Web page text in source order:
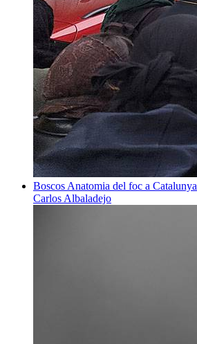
Boscos Anatomia del foc a Catalunya
Carlos Albaladejo